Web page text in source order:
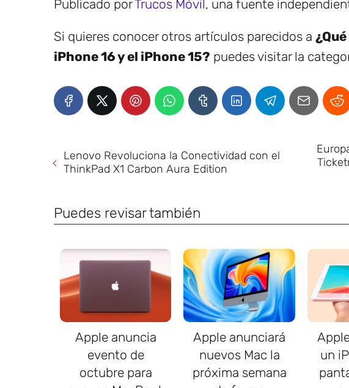
Publicado porTrucos Móvil, una fuente
Si quieres conocer otros artículos parecidos a
iPhone 16 y el iPhone 15? puedes visitar la
Lenovo Revoluciona la Conectividad con el
ThinkPad X1 Carbon Aura Edition
Puedes revisar también
Apple anuncia
evento de
octubre para
Apple anunciará
nuevos Mac la
próxima semana
un